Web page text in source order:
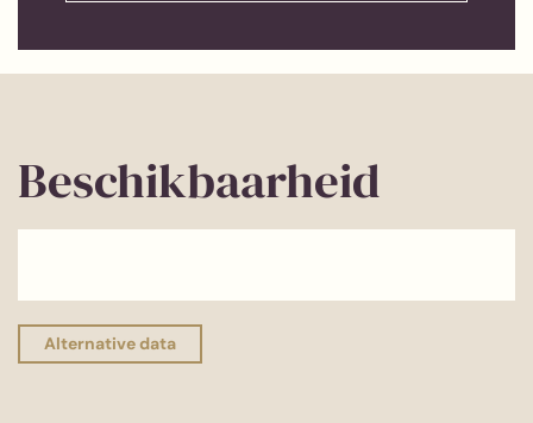
Beschikbaarheid
Alternative data